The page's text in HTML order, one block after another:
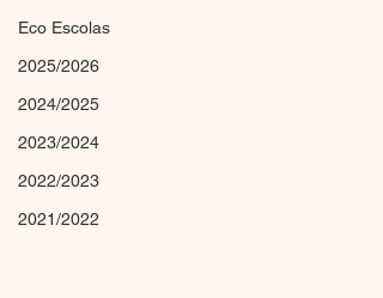
Eco Escolas
2025/2026
2024/2025
2023/2024
2022/2023
2021/2022